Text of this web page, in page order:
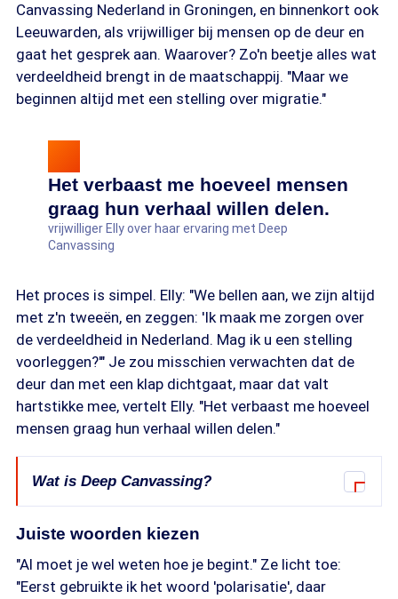
Canvassing Nederland in Groningen, en binnenkort ook
Leeuwarden, als vrijwilliger bij mensen op de deur en
gaat het gesprek aan. Waarover? Zo'n beetje alles wat
verdeeldheid brengt in de maatschappij. "Maar we
beginnen altijd met een stelling over migratie."
Het verbaast me hoeveel mensen
graag hun verhaal willen delen.
vrijwilliger Elly over haar ervaring met Deep
Canvassing
Het proces is simpel. Elly: "We bellen aan, we zijn altijd
met z'n tweeën, en zeggen: 'Ik maak me zorgen over
de verdeeldheid in Nederland. Mag ik u een stelling
voorleggen?'" Je zou misschien verwachten dat de
deur dan met een klap dichtgaat, maar dat valt
hartstikke mee, vertelt Elly. "Het verbaast me hoeveel
mensen graag hun verhaal willen delen."
Wat is Deep Canvassing?
persoonlijke verhalen en empathie centraal staan.
Het doel is om verbinding te maken met anderen
door middel van open en persoonlijke gesprekken.
Juiste woorden kiezen
"Al moet je wel weten hoe je begint." Ze licht toe:
"Eerst gebruikte ik het woord 'polarisatie', daar